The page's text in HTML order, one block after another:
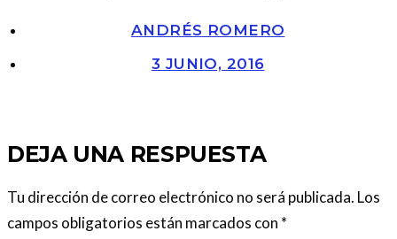
ANDRÉS ROMERO
3 JUNIO, 2016
DEJA UNA RESPUESTA
Tu dirección de correo electrónico no será publicada. Los
campos obligatorios están marcados con *